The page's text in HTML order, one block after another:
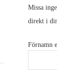
Missa
direkt i
Förnamn